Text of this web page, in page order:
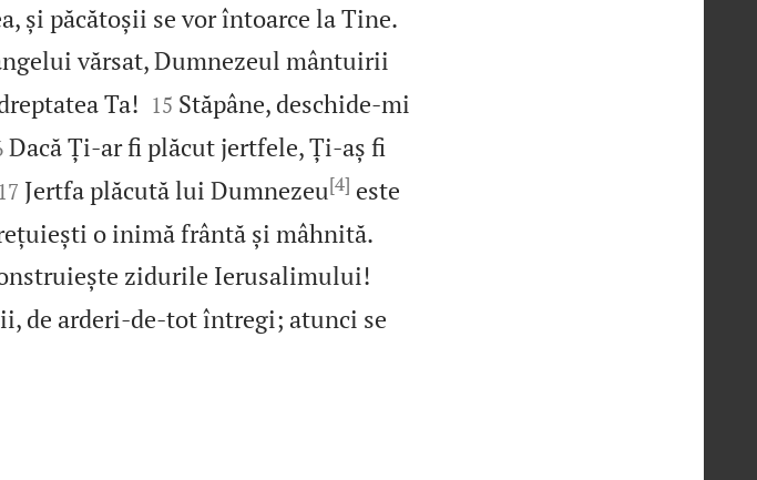
și păcătoșii se vor întoarce la Tine.
vărsat, Dumnezeul mântuirii
Ta!
15 Stăpâne, deschide‑mi
Dacă Ți‑ar fi plăcut jertfele, Ți‑aș fi

17 Jertfa plăcută lui Dumnezeu[4] este
o inimă frântă și mâhnită.
zidurile Ierusalimului!
de arderi‑de‑tot întregi; atunci se